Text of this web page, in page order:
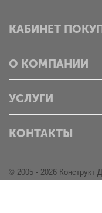
КАБИНЕТ
О КОМПАНИИ
УСЛУГИ
КОНТАКТЫ
© 2005 - 2026 Конструкт